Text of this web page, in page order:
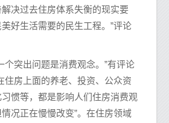
决过去住房体系失衡的现实要
好生活需要的民生工程。”评论
个突出问题是消费观念。”有评论
住房上面的养老、投资、公众资
惯等，都是影响人们住房消费观
况正在慢慢改变”。在住房领域